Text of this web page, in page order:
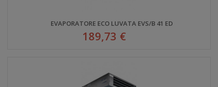
EVAPORATORE ECO LUVATA EVS/B 41 ED
189,73 €